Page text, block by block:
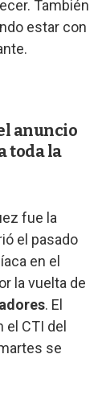
También
estar con
anuncio
toda la
fue la
el pasado
en el
la vuelta de
. El
CTI del
se